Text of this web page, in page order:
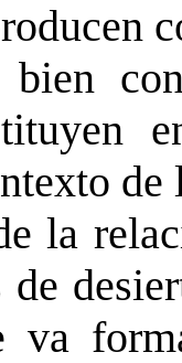
bien
la
de
va